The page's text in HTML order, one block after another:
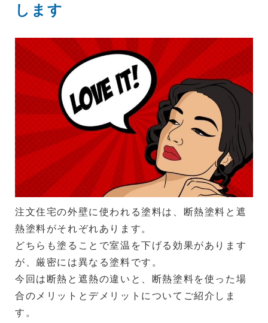
します
注文住宅の外壁に使われる塗料は、断熱塗料と遮
熱塗料がそれぞれあります。
どちらも塗ることで室温を下げる効果があります
が、厳密には異なる塗料です。
今回は断熱と遮熱の違いと、断熱塗料を使った場
合のメリットとデメリットについてご紹介しま
す。